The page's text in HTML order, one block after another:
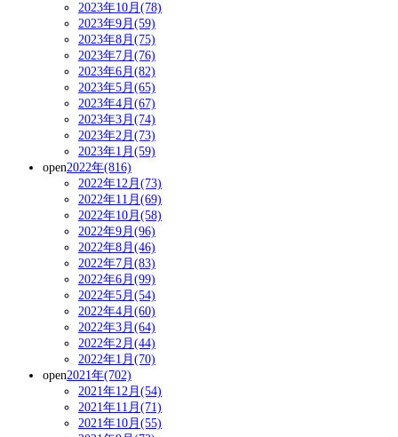
2023年10月(78)
2023年9月(59)
2023年8月(75)
2023年7月(76)
2023年6月(82)
2023年5月(65)
2023年4月(67)
2023年3月(74)
2023年2月(73)
2023年1月(59)
open2022年(816)
2022年12月(73)
2022年11月(69)
2022年10月(58)
2022年9月(96)
2022年8月(46)
2022年7月(83)
2022年6月(99)
2022年5月(54)
2022年4月(60)
2022年3月(64)
2022年2月(44)
2022年1月(70)
open2021年(702)
2021年12月(54)
2021年11月(71)
2021年10月(55)